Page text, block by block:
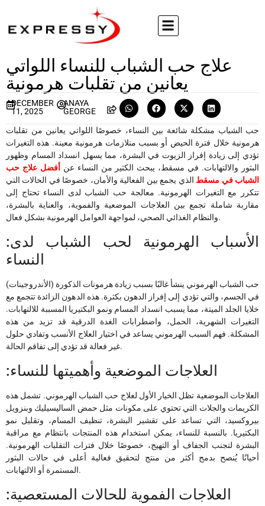
علاج حب الشباب للنساء اللواتي
يعانين من تقلبات هرمونية
DECEMBER
11, 2025
ANAYA
GEORGE
حب الشباب مشكلة شائعة بين النساء، خصوصًا اللواتي يعانين من تقلبات
هرمونية خلال فترة الحيض أو بسبب متلازمات هرمونية معينة. هذه التغيرات
تؤدي إلى زيادة إفراز الزيوت في البشرة، مما يسهل انسداد المسام وظهور
البثور والالتهابات. في مسقط، يبحث الكثير من النساء عنأفضل علاج حب
الشباب في مسقط الذي يجمع بين الفعالية والأمان، خصوصًا في الحالات التي
تتكرر مع التغيرات الهرمونية. معالجة حب الشباب لدى النساء تحتاج إلى
مقاربة شاملة تجمع بين العلاجات الموضعية والفموية، والعناية بالبشرة،
والنظام الغذائي الصحي، لمواجهة العوامل الهرمونية بشكل فعال.
:الأسباب الهرمونية لحب الشباب لدى
النساء
حب الشباب الهرموني ينشأ غالبًا بسبب زيادة هرمونات الذكورة (الأندروجينات)
في الجسم، والتي تؤدي إلى إفراز الدهون بكثرة. هذه الدهون الزائدة تتجمع مع
خلايا الجلد الميتة، مما يسبب انسداد المسام ونمو البكتيريا المسببة للالتهابات.
التغيرات الشهرية، الحمل، واضطرابات الغدة الدرقية قد تزيد من هذه
المشكلة. فهم السبب الهرموني يساعد في اختيار العلاج الأنسب وتفادي حلول
غير فعالة قد تؤدي إلى تفاقم الحالة.
:العلاجات الموضعية وأهميتها للنساء
العلاجات الموضعية تظل الخيار الأول لعلاج حب الشباب الهرموني. تشمل هذه
الكريمات والجلات التي تحتوي على مكونات مثل حمض الساليسيليك وبنزويل
بيروكسيد، التي تساعد على تقشير البشرة، تنظيف المسام، وتقليل نمو
البكتيريا. بالنسبة للنساء، يمكن استخدام هذه المنتجات بانتظام مع مراقبة
البشرة لتجنب الجفاف أو التهيج، خصوصًا خلال فترات التقلبات الهرمونية.
أحيانًا يُنصح بدمج أكثر من منتج لتحقيق فعالية أعلى في حالات البثور
المستمرة أو الالتهابات.
:العلاجات الفموية للحالات المستعصية